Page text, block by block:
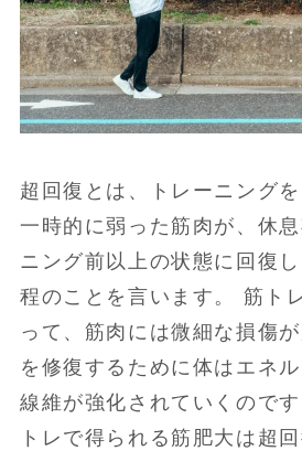
超回復とは、トレーニング
一時的に弱った筋肉が、休
ニング前以上の状態に回復
程のことを言います。 筋ト
って、筋肉には微細な損傷
を修復するために体はエネ
線維が強化されていくので
トレで得られる筋肥大は超